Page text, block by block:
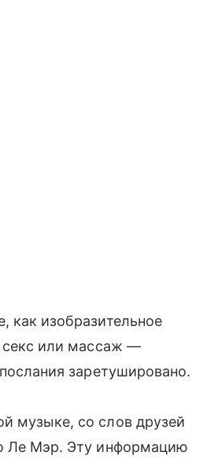
изобразительное
секс или массаж —
заретушировано.
музыке, со слов друзей
Ле Мэр. Эту информацию